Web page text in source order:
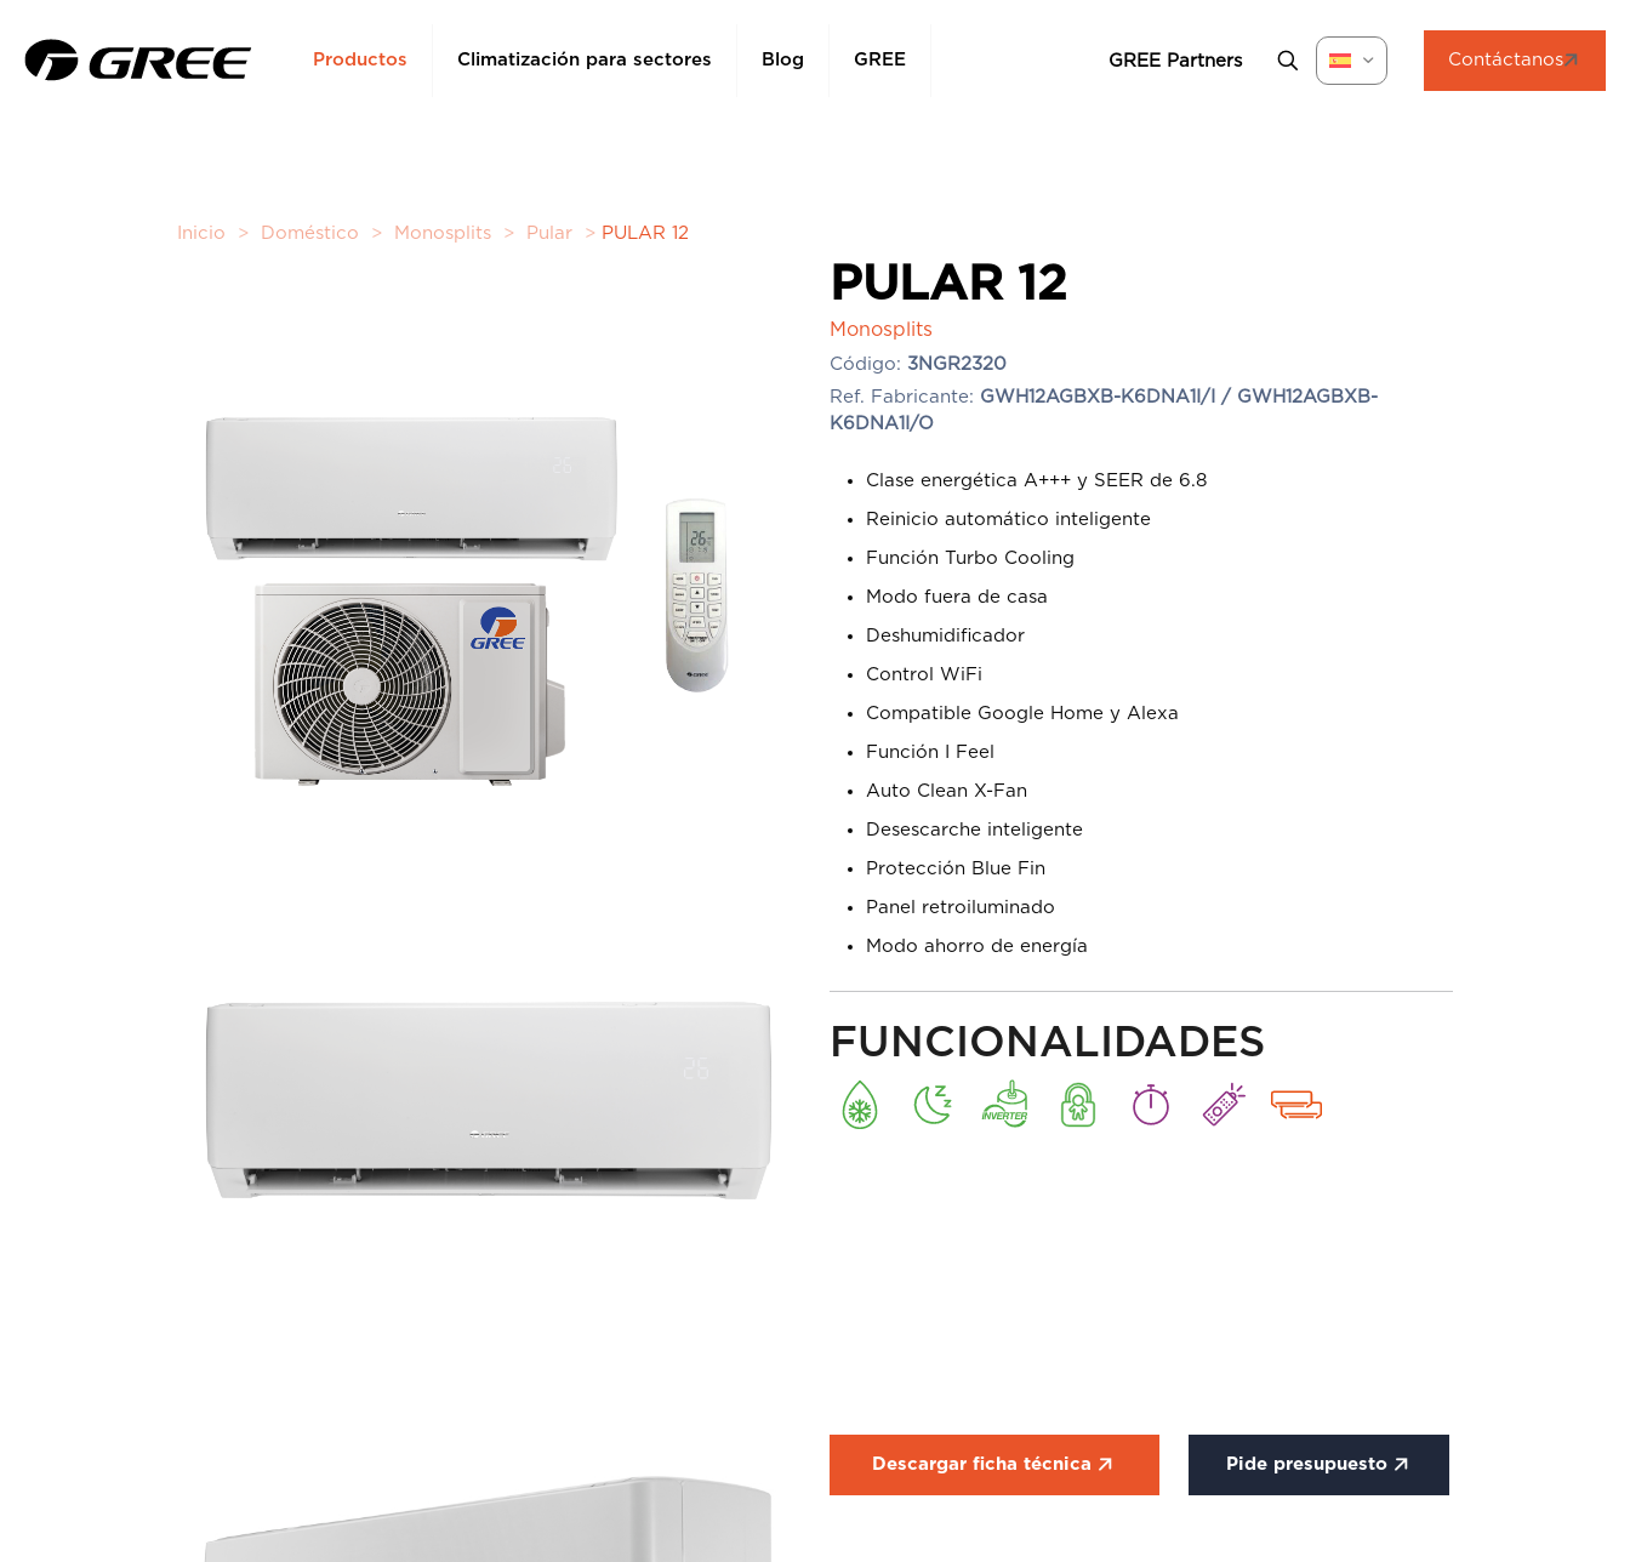
Productos Climatización para sectores Blog GREE GREE Partners Contáctanos
Inicio > Doméstico > Monosplits > Pular > PULAR 12
PULAR 12
Monosplits
Código: 3NGR2320
Ref. Fabricante: GWH12AGBXB-K6DNA1I/I / GWH12AGBXB-
K6DNA1I/O
Clase energética A+++ y SEER de 6.8
Reinicio automático inteligente
Función Turbo Cooling
Modo fuera de casa
Deshumidificador
Control WiFi
Compatible Google Home y Alexa
Función I Feel
Auto Clean X-Fan
Desescarche inteligente
Protección Blue Fin
Panel retroiluminado
Modo ahorro de energía
FUNCIONALIDADES
Descargar ficha técnica Pide presupuesto